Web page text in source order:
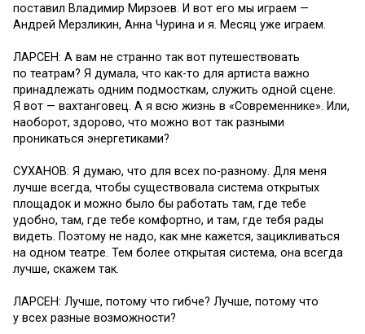
поставил Владимир Мирзоев. И вот его мы играем —
Андрей Мерзликин, Анна Чурина и я. Месяц уже играем.
ЛАРСЕН: А вам не странно так вот путешествовать
по театрам? Я думала, что как-то для артиста важно
принадлежать одним подмосткам, служить одной сцене.
Я вот — вахтанговец. А я всю жизнь в «Современнике». Или,
наоборот, здорово, что можно вот так разными
проникаться энергетиками?
СУХАНОВ: Я думаю, что для всех по-разному. Для меня
лучше всегда, чтобы существовала система открытых
площадок и можно было бы работать там, где тебе
удобно, там, где тебе комфортно, и там, где тебя рады
видеть. Поэтому не надо, как мне кажется, зацикливаться
на одном театре. Тем более открытая система, она всегда
лучше, скажем так.
ЛАРСЕН: Лучше, потому что гибче? Лучше, потому что
у всех разные возможности?